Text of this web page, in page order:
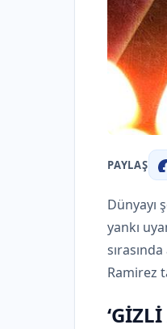
PAYLAŞ
Dünyayı
yankı
Ramirez